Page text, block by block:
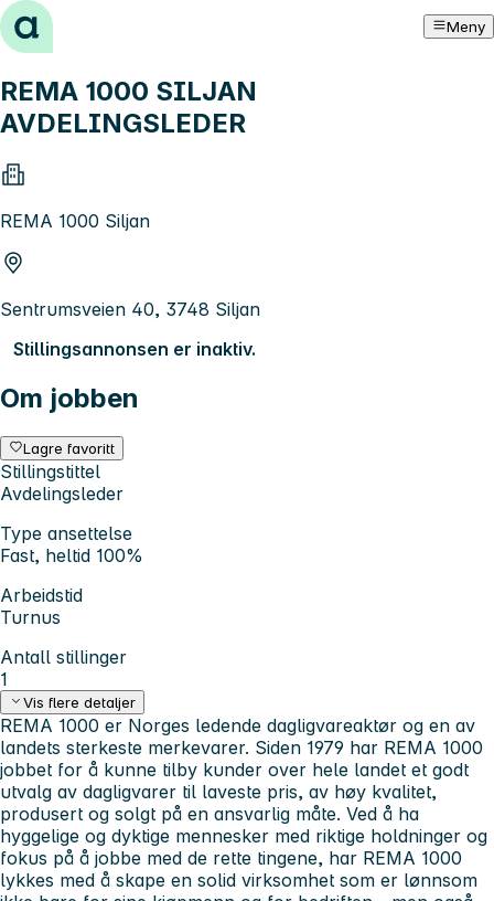
Hopp til innhold Meny
REMA 1000 SILJAN
AVDELINGSLEDER
REMA 1000 Siljan
Sentrumsveien 40, 3748 Siljan
Stillingsannonsen er inaktiv.
Om jobben
Lagre favoritt
Stillingstittel
Avdelingsleder
Type ansettelse
Fast, heltid 100%
Arbeidstid
Turnus
Antall stillinger
1
Vis flere detaljer
REMA 1000 er Norges ledende dagligvareaktør og en av
landets sterkeste merkevarer. Siden 1979 har REMA 1000
jobbet for å kunne tilby kunder over hele landet et godt
utvalg av dagligvarer til laveste pris, av høy kvalitet,
produsert og solgt på en ansvarlig måte. Ved å ha
hyggelige og dyktige mennesker med riktige holdninger og
fokus på å jobbe med de rette tingene, har REMA 1000
lykkes med å skape en solid virksomhet som er lønnsom